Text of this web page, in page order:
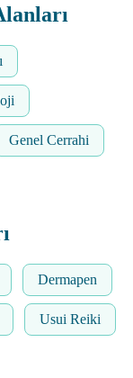
Genel Cerrahi
Dermapen
Usui Reiki